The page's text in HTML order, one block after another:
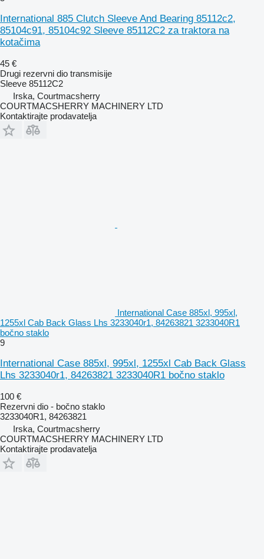
International 885 Clutch Sleeve And Bearing 85112c2,
85104c91, 85104c92 Sleeve 85112C2 za traktora na
kotačima
45 €
Drugi rezervni dio transmisije
Sleeve 85112C2
Irska, Courtmacsherry
COURTMACSHERRY MACHINERY LTD
Kontaktirajte prodavatelja
International Case 885xl, 995xl,
1255xl Cab Back Glass Lhs 3233040r1, 84263821 3233040R1
bočno staklo
9
International Case 885xl, 995xl, 1255xl Cab Back Glass
Lhs 3233040r1, 84263821 3233040R1 bočno staklo
100 €
Rezervni dio - bočno staklo
3233040R1, 84263821
Irska, Courtmacsherry
COURTMACSHERRY MACHINERY LTD
Kontaktirajte prodavatelja